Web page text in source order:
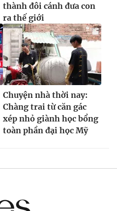
thành đôi cánh đưa con
ra thế giới
Chuyện nhà thời nay:
Chàng trai từ căn gác
xép nhỏ giành học bổng
toàn phần đại học Mỹ